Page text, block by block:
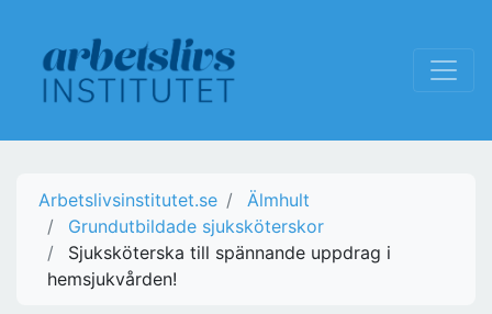
Arbetslivsinstitutet.se
Älmhult
Grundutbildade sjuksköterskor
Sjuksköterska till spännande uppdrag i
hemsjukvården!